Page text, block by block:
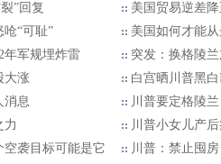
”回复
美国贸易逆差
“可耻”
美国如何才能
年军规埋炸雷
突发：换格陵
大涨
白宫晒川普黑
消息
川普要定格陵
力
川普小女儿产
袭目标可能是它
川普：禁止囤房